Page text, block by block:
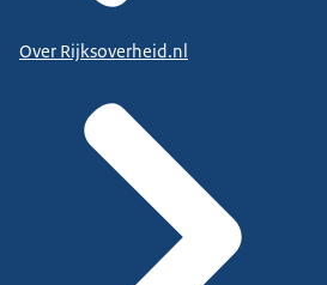
Over Rijksoverheid.nl